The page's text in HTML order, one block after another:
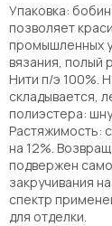
Упаковка:
позволяет
промышленных
вязания, полый
Нити п/э 100%.
складывается,
полиэстера:
Растяжимость:
на 12%.
подвержен
закручивания
спектр
для отделки.